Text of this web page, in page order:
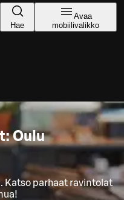
Hae
Avaa
mobiilivalikko
Oulu
Katso parhaat ravintolat